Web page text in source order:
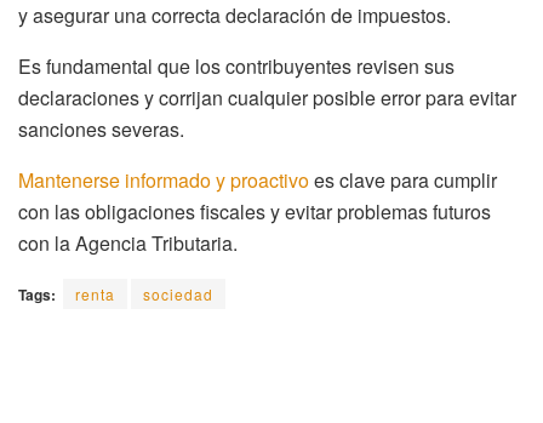
y asegurar una correcta declaración de impuestos.
Es fundamental que los contribuyentes revisen sus
declaraciones y corrijan cualquier posible error para evitar
sanciones severas.
Mantenerse informado y proactivoes clave para cumplir
con las obligaciones fiscales y evitar problemas futuros
con la Agencia Tributaria.
Tags: renta sociedad